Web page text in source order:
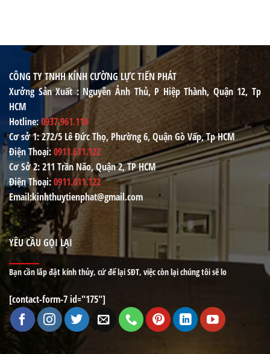
CÔNG TY TNHH KÍNH CƯỜNG LỰC TIẾN PHÁT
Xưởng Sản Xuất: Nguyễn Ảnh Thủ, P Hiệp Thành, Quận 12, Tp
HCM
Hotline:0937.961.118
Cơ sở 1: 272/5 Lê Đức Thọ, Phường 6, Quận Gò Vấp, Tp HCM
Điện Thoại:0911.611.122
Cơ Sở 2: 211 Trần Não, Quận 2, TP HCM
Điện Thoại:0911.611.122
Email:kinhthuytienphat@gmail.com
YÊU CẦU GỌI LẠI
Bạn cần lắp đặt kính thủy, cứ để lại SĐT, việc còn lại chúng tôi sẽ lo
[contact-form-7 id="175"]